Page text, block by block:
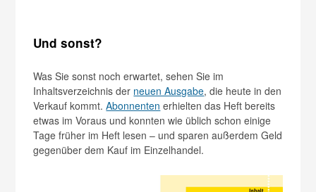
Und sonst?
Was Sie sonst noch erwartet, sehen Sie im
Inhaltsverzeichnis der neuen Ausgabe, die heute in den
Verkauf kommt.Abonnenten erhielten das Heft bereits
etwas im Voraus und konnten wie üblich schon einige
Tage früher im Heft lesen – und sparen außerdem Geld
gegenüber dem Kauf im Einzelhandel.